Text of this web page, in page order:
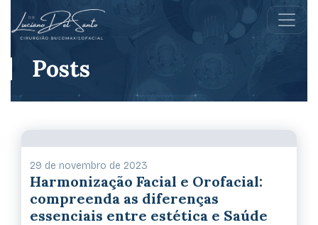
Posts
29 de novembro de 2023
Harmonização Facial e Orofacial:
compreenda as diferenças
essenciais entre estética e Saúde